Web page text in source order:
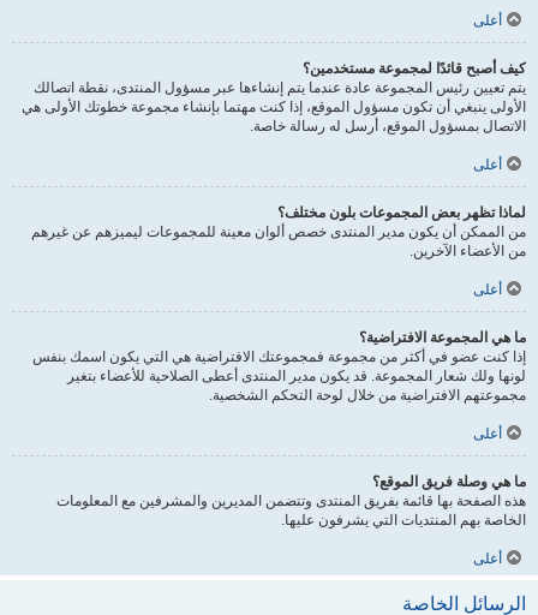
أعلى
كيف أصبح قائدًا لمجموعة مستخدمين؟
يتم تعيين رئيس المجموعة عادة عندما يتم إنشاءها عبر مسؤول المنتدى، نقطة اتصالك
الأولى ينبغي أن تكون مسؤول الموقع، إذا كنت مهتما بإنشاء مجموعة خطوتك الأولى هي
الاتصال بمسؤول الموقع، أرسل له رسالة خاصة.
أعلى
لماذا تظهر بعض المجموعات بلون مختلف؟
من الممكن أن يكون مدير المنتدى خصص ألوان معينة للمجموعات ليميزهم عن غيرهم
من الأعضاء الآخرين.
أعلى
ما هي المجموعة الافتراضية؟
إذا كنت عضو في أكثر من مجموعة فمجموعتك الافتراضية هي التي يكون اسمك بنفس
لونها ولك شعار المجموعة. قد يكون مدير المنتدى أعطى الصلاحية للأعضاء بتغير
مجموعتهم الافتراضية من خلال لوحة التحكم الشخصية.
أعلى
ما هي وصلة فريق الموقع؟
هذه الصفحة بها قائمة بفريق المنتدى وتتضمن المديرين والمشرفين مع المعلومات
الخاصة بهم المنتديات التي يشرفون عليها.
أعلى
الرسائل الخاصة